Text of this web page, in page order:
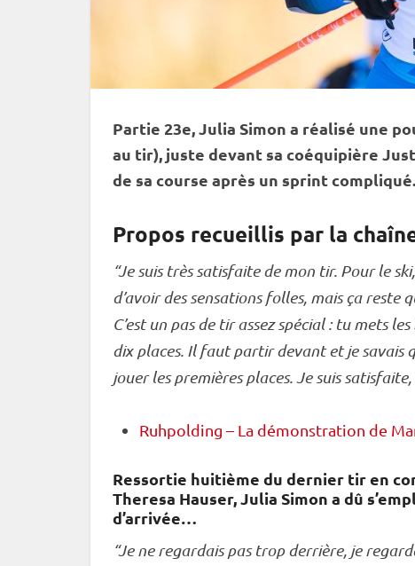
Partie 23e, Julia Simon a réalisé une
au tir), juste devant sa coéquipière
de sa course après un sprintcompliqué.
Propos recueillis par la
“Je suis très satisfaite de mon tir. Pour le
d’avoir des sensations folles, mais ça reste
C’est un pas de tirassez spécial : tu mets
dix places. Il faut partir devant et je savais
jouer les premières places. Je suis satisfaite,
Ruhpolding – La démonstration de
Ressortie huitième du dernier tir en
Theresa Hauser, Julia Simon a dû
d’arrivée…
“Je ne regardais pas trop derrière, je